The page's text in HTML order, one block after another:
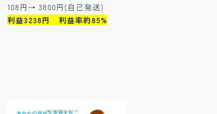
108円→ 3800円(自己発送)
利益3238円 利益率約85%